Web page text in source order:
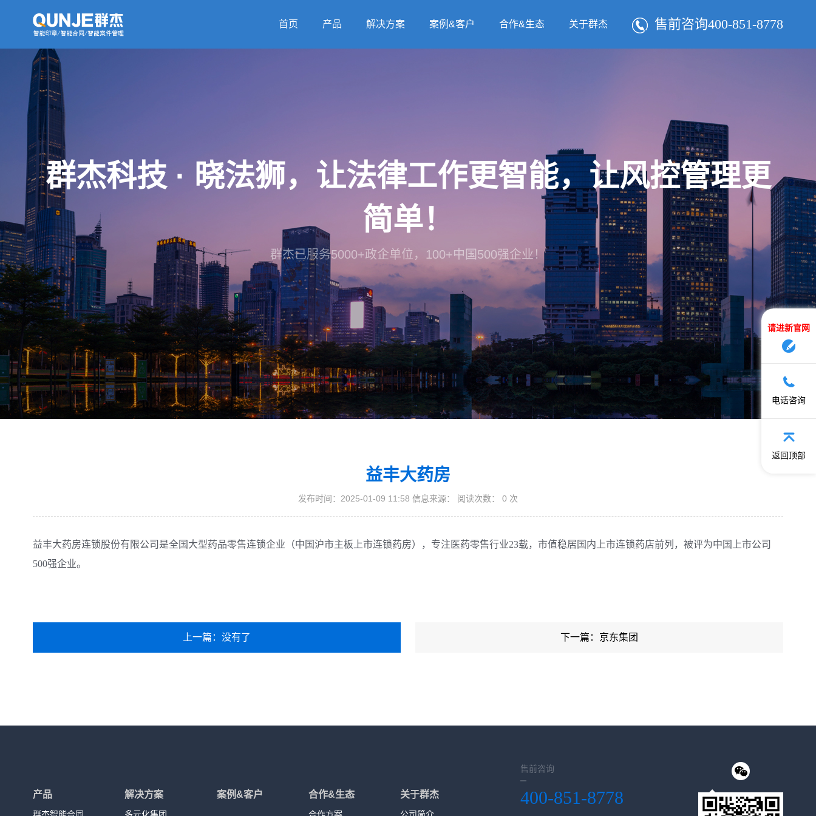
售前咨询400-851-8778
首页 产品 解决方案 案例&客户 合作&生态 关于群杰
群杰科技 · 晓法狮，让法律工作更智能，让风控管理更
简单！
群杰已服务5000+政企单位，100+中国500强企业！
益丰大药房
发布时间：2025-01-09 11:58 信息来源： 阅读次数： 0 次
益丰大药房连锁股份有限公司是全国大型药品零售连锁企业（中国沪市主板上市连锁药房），专注医药零售行业23载，市值稳居国内上市连锁药店前列，被评为中国上市公司
500强企业。
上一篇：没有了 下一篇：京东集团
产品 解决方案 案例&客户 合作&生态 关于群杰
售前咨询
400-851-8778
请进新官网
电话咨询
返回顶部